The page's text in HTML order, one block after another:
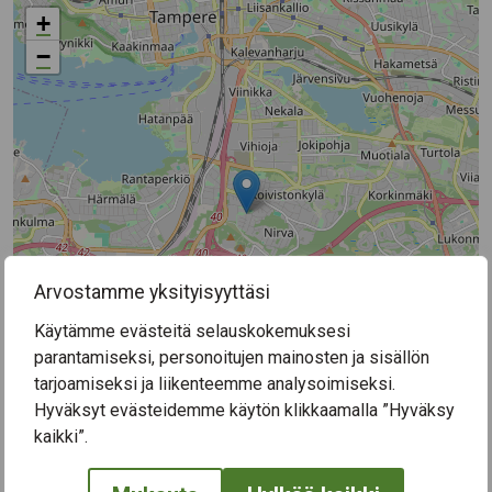
Arvostamme yksityisyyttäsi
Käytämme evästeitä selauskokemuksesi
parantamiseksi, personoitujen mainosten ja sisällön
tarjoamiseksi ja liikenteemme analysoimiseksi.
Hyväksyt evästeidemme käytön klikkaamalla ”Hyväksy
kaikki”.
+
−
OpenStreetMap contributors